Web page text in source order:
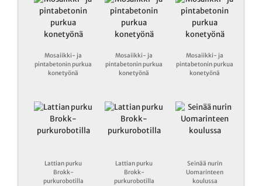
Mosaiikki- ja
pintabetonin purkua
konetyönä
Mosaiikki- ja
pintabetonin purkua
konetyönä
Mosaiikki- ja
pintabetonin purkua
konetyönä
Lattian purku
Brokk-
purkurobotilla
Lattian purku
Brokk-
purkurobotilla
Seinää nurin
Uomarinteen
koulussa